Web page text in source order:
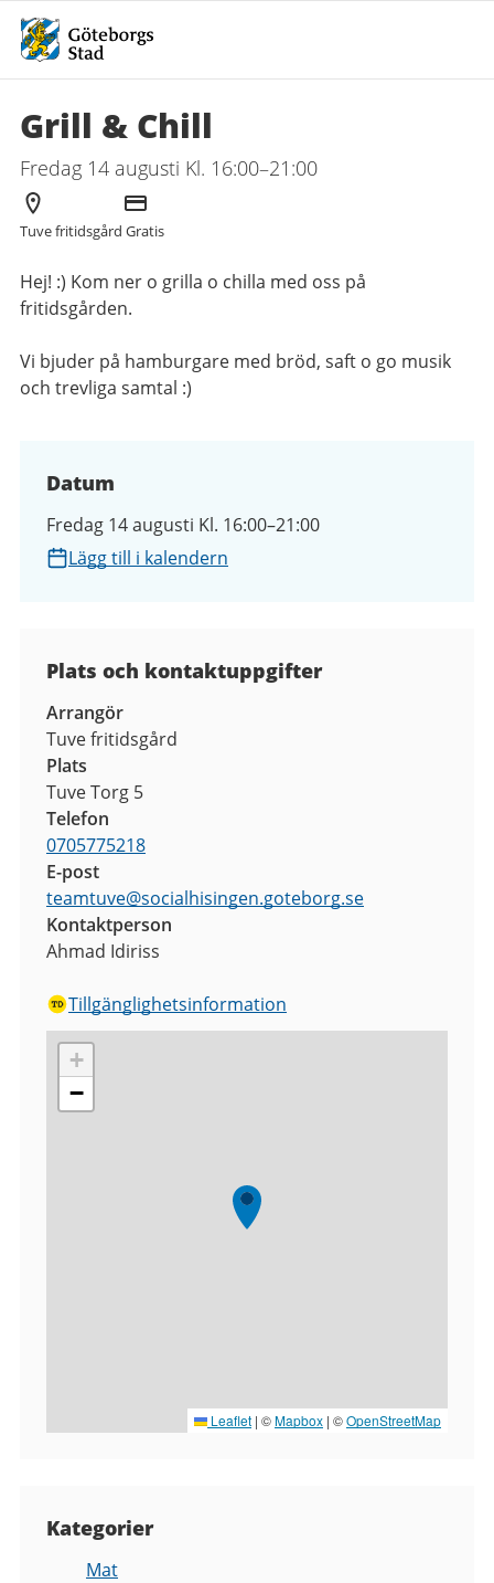
Grill & Chill
Fredag 14 augusti Kl. 16:00–21:00
Arrangör
Tuve fritidsgård
Kostnad
Gratis
Hej! :) Kom ner o grilla o chilla med oss på
fritidsgården.
Vi bjuder på hamburgare med bröd, saft o go musik
och trevliga samtal :)
Datum
Fredag 14 augusti Kl. 16:00–21:00
Lägg till i kalendern
Plats och kontaktuppgifter
Arrangör
Tuve fritidsgård
Plats
Tuve Torg 5
Telefon
0705775218
E-post
teamtuve@socialhisingen.goteborg.se
Kontaktperson
Ahmad Idiriss
Tillgänglighetsinformation
+
−
Leaflet | ©Mapbox | ©OpenStreetMap
Kategorier
Mat